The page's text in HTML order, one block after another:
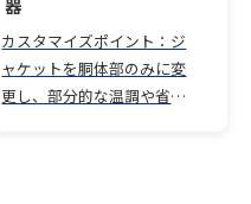
器
カスタマイズポイント：ジ
ャケットを胴体部のみに変
更し、部分的な温調や省エ